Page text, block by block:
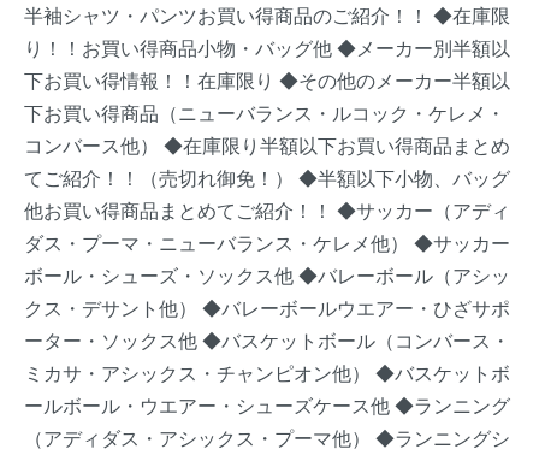
半袖シャツ・パンツお買い得商品のご紹介！！ ◆在庫限
り！！お買い得商品小物・バッグ他◆メーカー別半額以
下お買い得情報！！在庫限り ◆その他のメーカー半額以
下お買い得商品（ニューバランス・ルコック・ケレメ・
コンバース他）
◆在庫限り半額以下お買い得商品まとめ
てご紹介！！（売切れ御免！）
◆半額以下小物、バッグ
他お買い得商品まとめてご紹介！！ ◆サッカー（アディ
ダス・プーマ・ニューバランス・ケレメ他）
◆サッカー
ボール・シューズ・ソックス他◆バレーボール（アシッ
クス・デサント他）
◆バレーボールウエアー・ひざサポ
ーター・ソックス他◆バスケットボール（コンバース・
ミカサ・アシックス・チャンピオン他）
◆バスケットボ
ールボール・ウエアー・シューズケース他◆ランニング
（アディダス・アシックス・プーマ他）
◆ランニングシ